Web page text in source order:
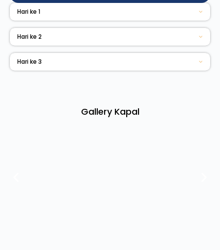
Hari ke 1
Hari ke 2
Hari ke 3
Gallery Kapal